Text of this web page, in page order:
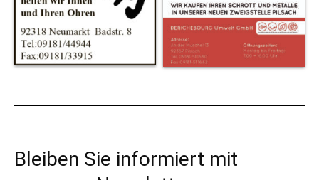
Bleiben Sie informiert mit